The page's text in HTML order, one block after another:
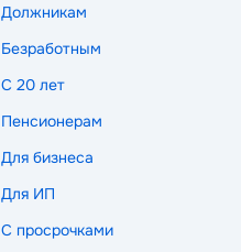
Должникам
Безработным
С 20 лет
Пенсионерам
Для бизнеса
Для ИП
С просрочками